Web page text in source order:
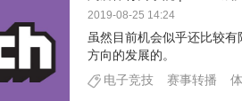
2019-08-25 14:24
虽然目前机会似乎还比较
方向的发展的。
电子竞技
赛事转播